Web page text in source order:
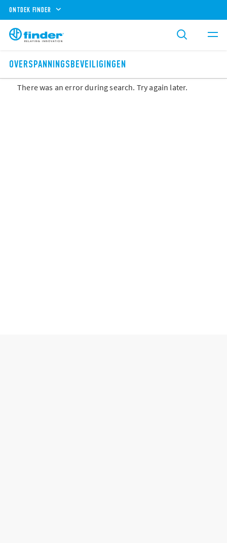
ONTDEK FINDER
OVERSPANNINGSBEVEILIGINGEN
There was an error during search. Try again later.